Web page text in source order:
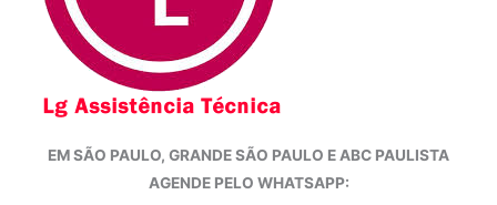
EM SÃO PAULO, GRANDE SÃO PAULO E ABC PAULISTA
AGENDE PELO WHATSAPP: